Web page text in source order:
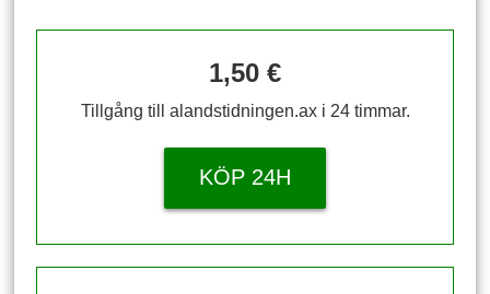
1,50 €
Tillgång till alandstidningen.ax i 24 timmar.
KÖP 24H